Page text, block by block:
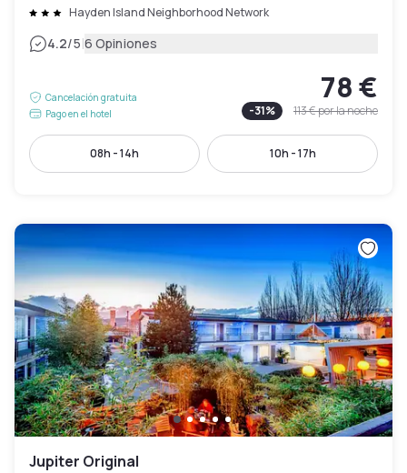
Hayden Island Neighborhood Network
4.2/5|6 Opiniones
Cancelación gratuita
Pago en el hotel
78 €
-31% 113 €por la noche
08h - 14h 10h - 17h
Jupiter Original